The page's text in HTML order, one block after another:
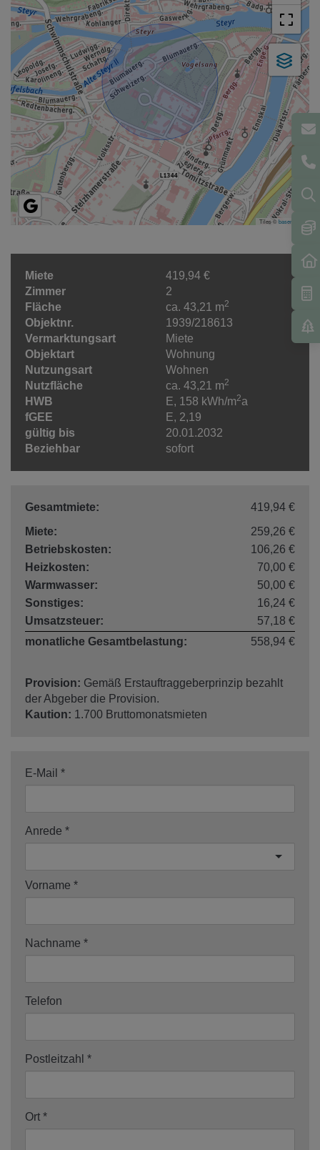
Tiles ©basemap.at
Miete
419,94 €
Zimmer
2
Fläche
ca. 43,21 m2
Objektnr.
1939/218613
Vermarktungsart
Miete
Objektart
Wohnung
Nutzungsart
Wohnen
Nutzfläche
ca. 43,21 m2
HWB E, 158 kWh/m2a
fGEE
E, 2,19
gültig bis
20.01.2032
Beziehbar
sofort
Gesamtmiete:
419,94 €
Miete:
259,26 €
Betriebskosten:
106,26 €
Heizkosten:
70,00 €
Warmwasser:
50,00 €
Sonstiges:
16,24 €
Umsatzsteuer:
57,18 €
monatliche Gesamtbelastung:
558,94 €
Provision: Gemäß Erstauftraggeberprinzip bezahlt
der Abgeber die Provision.
Kaution: 1.700 Bruttomonatsmieten
E-Mail
Anrede
Vorname
Nachname
Telefon
Postleitzahl
Ort